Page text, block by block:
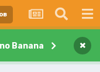
Banana ×